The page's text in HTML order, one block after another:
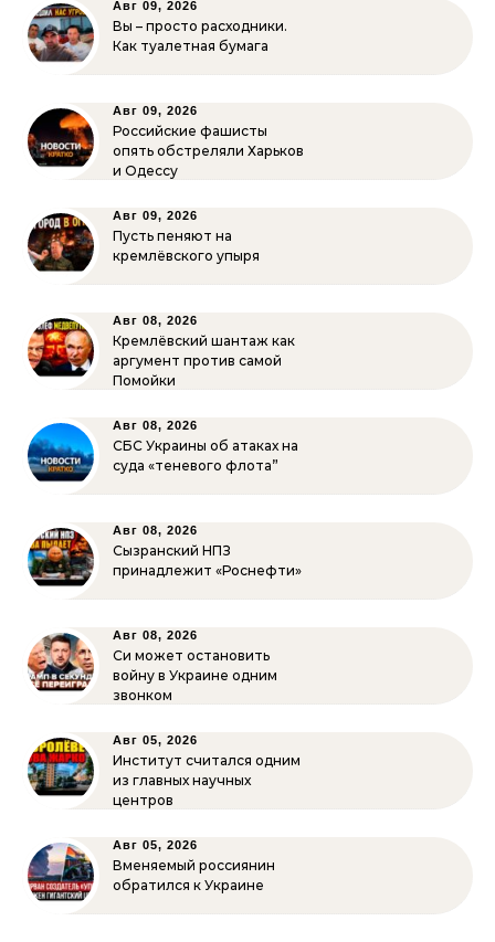
Авг 09, 2026
Вы – просто расходники.
Как туалетная бумага
Авг 09, 2026
Российские фашисты
опять обстреляли Харьков
и Одессу
Авг 09, 2026
Пусть пеняют на
кремлёвского упыря
Авг 08, 2026
Кремлёвский шантаж как
аргумент против самой
Помойки
Авг 08, 2026
СБС Украины об атаках на
суда «теневого флота”
Авг 08, 2026
Сызранский НПЗ
принадлежит «Роснефти»
Авг 08, 2026
Си может остановить
войну в Украине одним
звонком
Авг 05, 2026
Институт считался одним
из главных научных
центров
Авг 05, 2026
Вменяемый россиянин
обратился к Украине